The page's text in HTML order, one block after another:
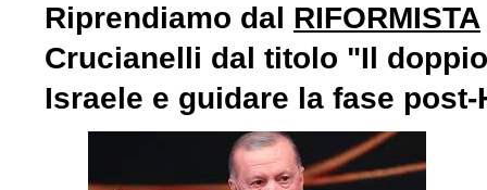
Riprendiamo dal RIFORMISTA
Crucianelli dal titolo "Il
Israele e guidare la fase post-